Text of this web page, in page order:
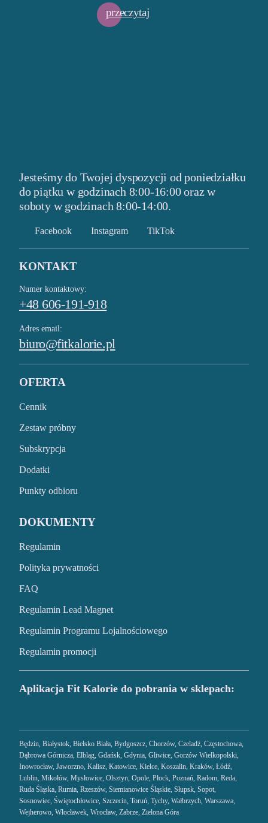
przeczytaj
Jesteśmy do Twojej dyspozycji od poniedziałku
do piątku w godzinach 8:00-16:00 oraz w
soboty w godzinach 8:00-14:00.
Facebook Instagram TikTok
KONTAKT
Numer kontaktowy:
+48 606-191-918
Adres email:
biuro@fitkalorie.pl
OFERTA
Cennik
Zestaw próbny
Subskrypcja
Dodatki
Punkty odbioru
DOKUMENTY
Regulamin
Polityka prywatności
FAQ
Regulamin Lead Magnet
Regulamin Programu Lojalnościowego
Regulamin promocji
Aplikacja Fit Kalorie do pobrania w sklepach:
Będzin Białystok Bielsko Biała Bydgoszcz Chorzów, Czeladź Częstochowa
Dąbrowa Górnicza Elbląg Gdańsk Gdynia Gliwice Gorzów Wielkopolski
Inowrocław, Jaworzno Kalisz Katowice Kielce Koszalin Kraków, Łódź
Lublin Mikołów, Mysłowice Olsztyn Opole Płock Poznań Radom Reda
Ruda Śląska Rumia Rzeszów, Siemianowice Śląskie Słupsk Sopot
Sosnowiec Świętochłowice Szczecin Toruń Tychy, Wałbrzych Warszawa
Wejherowo Włocławek Wrocław, Zabrze Zielona Góra